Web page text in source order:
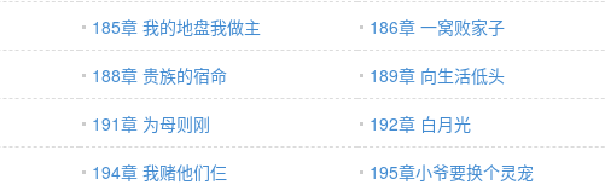
185章 我的地盘我做主
186章 一窝败家子
188章 贵族的宿命
189章 向生活低头
191章 为母则刚
192章 白月光
194章 我赌他们仨
195章小爷要换个灵宠